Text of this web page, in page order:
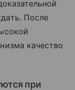
После
качество
при